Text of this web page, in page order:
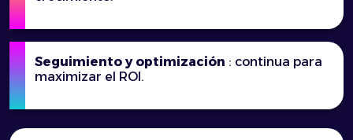
Seguimiento y optimización : continua para
maximizar el ROI.